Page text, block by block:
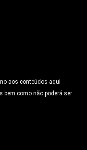
aos conteúdos aqui
bem como não poderá ser